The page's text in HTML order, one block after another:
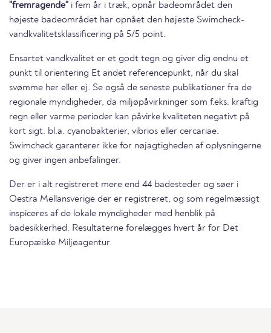
"fremragende" i fem år i træk, opnår badeområdet den
højeste badeområdet har opnået den højeste Swimcheck-
vandkvalitetsklassificering på 5/5 point.
Ensartet vandkvalitet er et godt tegn og giver dig endnu et
punkt til orientering Et andet referencepunkt, når du skal
svømme her eller ej. Se også de seneste publikationer fra de
regionale myndigheder, da miljøpåvirkninger som f.eks. kraftig
regn eller varme perioder kan påvirke kvaliteten negativt på
kort sigt. bl.a. cyanobakterier, vibrios eller cercariae.
Swimcheck garanterer ikke for nøjagtigheden af oplysningerne
og giver ingen anbefalinger.
Der er i alt registreret mere end 44 badesteder og søer i
Oestra Mellansverige der er registreret, og som regelmæssigt
inspiceres af de lokale myndigheder med henblik på
badesikkerhed. Resultaterne forelægges hvert år for Det
Europæiske Miljøagentur.